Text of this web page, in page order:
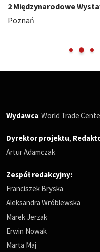
2 Międzynarodowe
Poznań
Wydawca: World Trade
Dyrektor projektu,
Artur Adamczak
Zespół redakcyjny:
Franciszek Bryska
Aleksandra Wróblewska
Marek Jerzak
Erwin Nowak
Marta Maj